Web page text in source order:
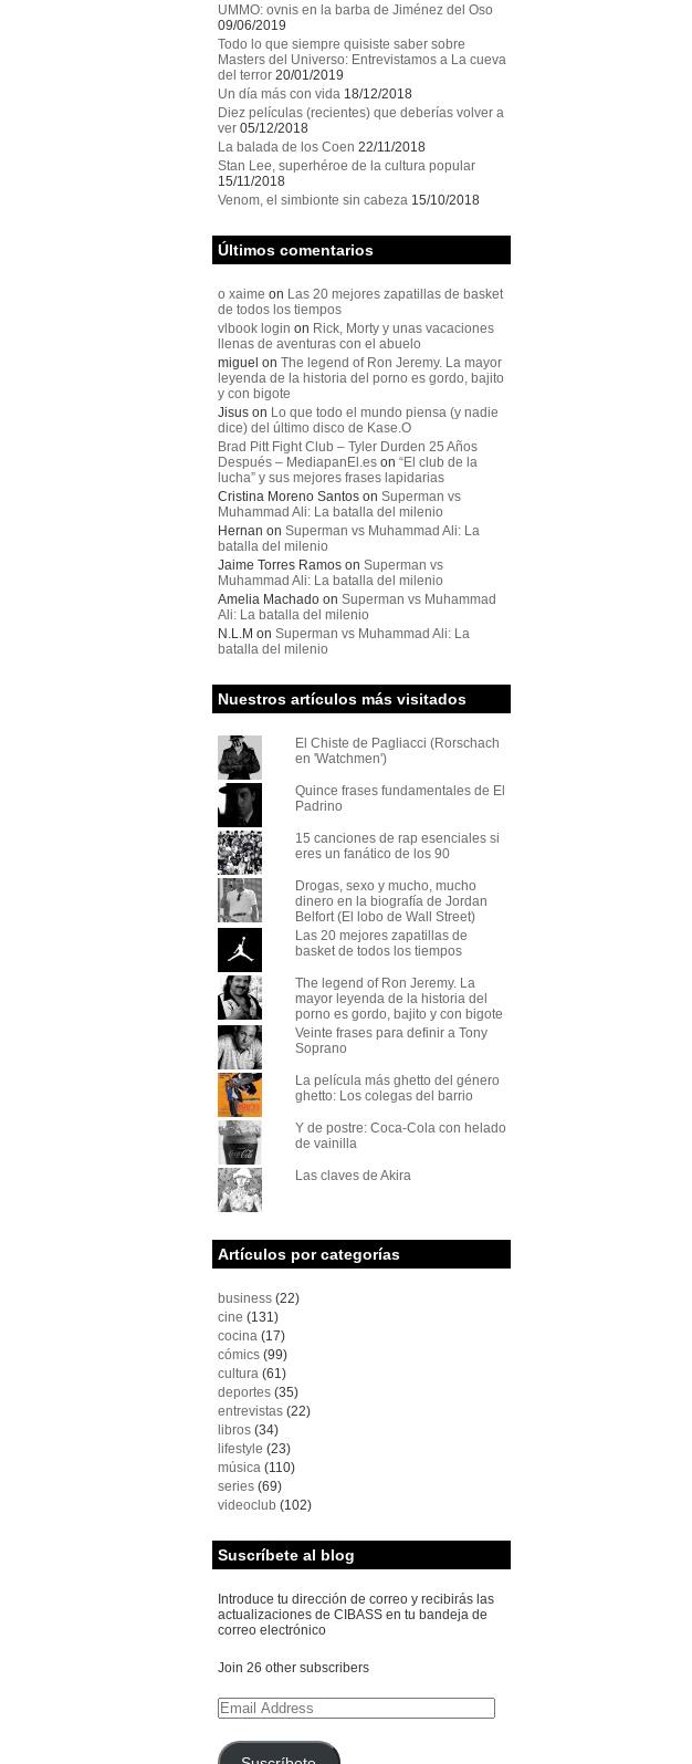
UMMO: ovnis en la barba de Jiménez del Oso
09/06/2019
Todo lo que siempre quisiste saber sobre
Masters del Universo: Entrevistamos a La cueva
del terror 20/01/2019
Un día más con vida 18/12/2018
Diez películas (recientes) que deberías volver a
ver 05/12/2018
La balada de los Coen 22/11/2018
Stan Lee, superhéroe de la cultura popular
15/11/2018
Venom, el simbionte sin cabeza 15/10/2018
Últimos comentarios
o xaime on Las 20 mejores zapatillas de basket
de todos los tiempos
vlbook login on Rick, Morty y unas vacaciones
llenas de aventuras con el abuelo
miguel on The legend of Ron Jeremy. La mayor
leyenda de la historia del porno es gordo, bajito
y con bigote
Jisuson Lo que todo el mundo piensa (y nadie
dice) del último disco de Kase.O
Brad Pitt Fight Club – Tyler Durden 25 Años
Después – MediapanEl.eson “El club de la
lucha” y sus mejores frases lapidarias
Cristina Moreno Santoson Superman vs
Muhammad Ali: La batalla del milenio
Hernan on Superman vs Muhammad Ali: La
batalla del milenio
Jaime Torres Ramoson Superman vs
Muhammad Ali: La batalla del milenio
Amelia Machadoon Superman vs Muhammad
Ali: La batalla del milenio
N.L.M on Superman vs Muhammad Ali: La
batalla del milenio
Nuestros artículos más visitados
El Chiste de Pagliacci (Rorschach
en 'Watchmen')
Quince frases fundamentales de El
Padrino
15 canciones de rap esenciales si
eres un fanático de los 90
Drogas, sexo y mucho, mucho
dinero en la biografía de Jordan
Belfort (El lobo de Wall Street)
Las 20 mejores zapatillas de
basket de todos los tiempos
The legend of Ron Jeremy. La
mayor leyenda de la historia del
porno es gordo, bajito y con bigote
Veinte frases para definir a Tony
Soprano
La película más ghetto del género
ghetto: Los colegas del barrio
Y de postre: Coca-Cola con helado
de vainilla
Las claves de Akira
Artículos por categorías
business(22)
cine (131)
cocina(17)
cómics(99)
cultura(61)
deportes(35)
entrevistas(22)
libros(34)
lifestyle (23)
música(110)
series(69)
videoclub (102)
Suscríbete al blog
Introduce tu dirección de correo y recibirás las
actualizaciones de CIBASS en tu bandeja de
correo electrónico
Join 26 other subscribers
Email
Address